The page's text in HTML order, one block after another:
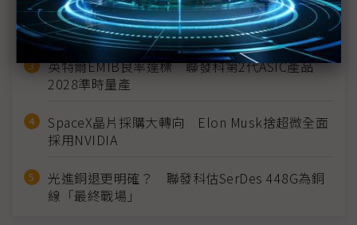
2027全年記憶體產能提前售罄 買家「祕而不
宣」只怕買不夠
英特爾EMIB良率達標 聯發科第2代ASIC產品
2028準時量產
SpaceX晶片採購大轉向 Elon Musk捨超微全面
採用NVIDIA
光進銅退更明確？ 聯發科估SerDes 448G為銅
線「最終戰場」